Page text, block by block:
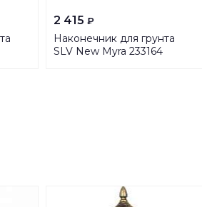
2 415 ₽
Наконечник для грунта
SLV New Myra 233164